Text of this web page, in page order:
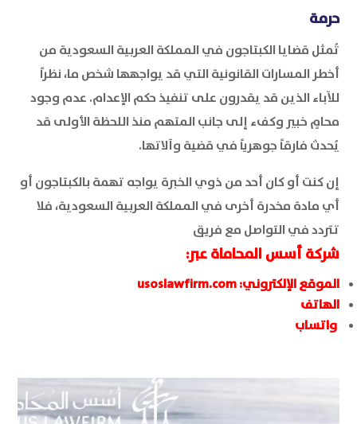
حرمة
تُمثل قضايا الكبتاجون في المملكة العربية السعودية من
أخطر المسارات القانونية التي قد يواجهها شخص ما، نظراً
للآباء الذين قد يقدرون على تنفيذ حكم الإعدام. عدم وجود
محامٍ خبير وكفء إلى جانب المتهم منذ اللحظة الأولى قد
يُحدث فارقاً جوهرياً في قضية وآلاتها.
إن كنت أو كان أحد من ذوي الخبرة يواجه تهمة بالكبتاجون أو
أي مادة مخدرة أخرى في المملكة العربية السعودية، فلا
تتردد في التواصل مع فريق
شركة أسس المحاماة عبر:
الموقع الإلكتروني:usoslawfirm.com
الهاتف
واتساب